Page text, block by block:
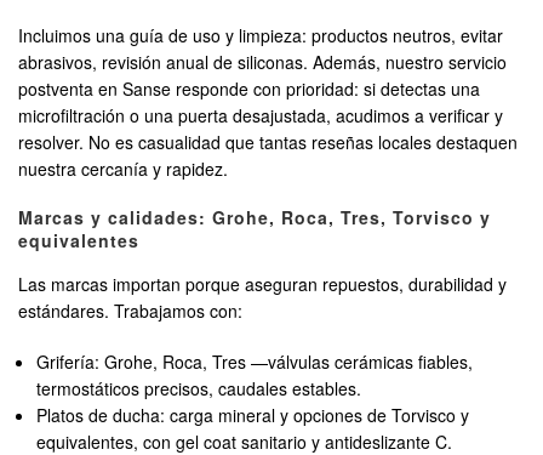
Incluimos una guía de uso y limpieza: productos neutros, evitar
abrasivos, revisión anual de siliconas. Además, nuestro servicio
postventa en Sanse responde con prioridad: si detectas una
microfiltración o una puerta desajustada, acudimos a verificar y
resolver. No es casualidad que tantas reseñas locales destaquen
nuestra cercanía y rapidez.
Marcas y calidades: Grohe, Roca, Tres, Torvisco y
equivalentes
Las marcas importan porque aseguran repuestos, durabilidad y
estándares. Trabajamos con:
Grifería: Grohe, Roca, Tres —válvulas cerámicas fiables,
termostáticos precisos, caudales estables.
Platos de ducha: carga mineral y opciones de Torvisco y
equivalentes, con gel coat sanitario y antideslizante C.